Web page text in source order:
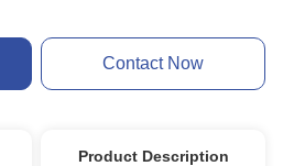
Contact Now
Product Description